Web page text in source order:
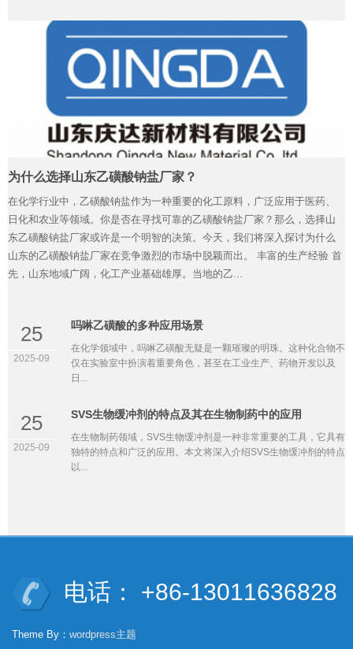
为什么选择山东乙磺酸钠盐厂家？
在化学行业中，乙磺酸钠盐作为一种重要的化工原料，广泛应用于医药、
日化和农业等领域。你是否在寻找可靠的乙磺酸钠盐厂家？那么，选择山
东乙磺酸钠盐厂家或许是一个明智的决策。今天，我们将深入探讨为什么
山东的乙磺酸钠盐厂家在竞争激烈的市场中脱颖而出。 丰富的生产经验 首
先，山东地域广阔，化工产业基础雄厚。当地的乙...
25
2025-09
吗啉乙磺酸的多种应用场景
在化学领域中，吗啉乙磺酸无疑是一颗璀璨的明珠。这种化合物不
仅在实验室中扮演着重要角色，甚至在工业生产、药物开发以及
日...
25
2025-09
SVS生物缓冲剂的特点及其在生物制药中的应用
在生物制药领域，SVS生物缓冲剂是一种非常重要的工具，它具有
独特的特点和广泛的应用。本文将深入介绍SVS生物缓冲剂的特点
以...
电话： +86-13011636828
Theme By： wordpress主题